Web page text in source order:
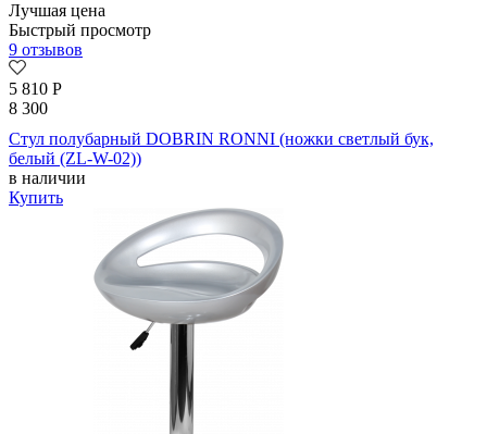
Лучшая цена
Быстрый просмотр
9 отзывов
5 810 Р
8 300
Стул полубарный DOBRIN RONNI (ножки светлый бук,
белый (ZL-W-02))
в наличии
Купить